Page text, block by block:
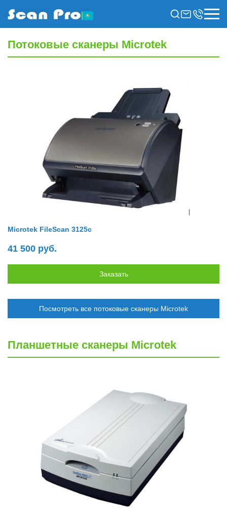
Потоковые сканеры Microtek
Microtek FileScan 3125c
41 500 руб.
Посмотреть все потоковые сканеры Microtek
Планшетные сканеры Microtek